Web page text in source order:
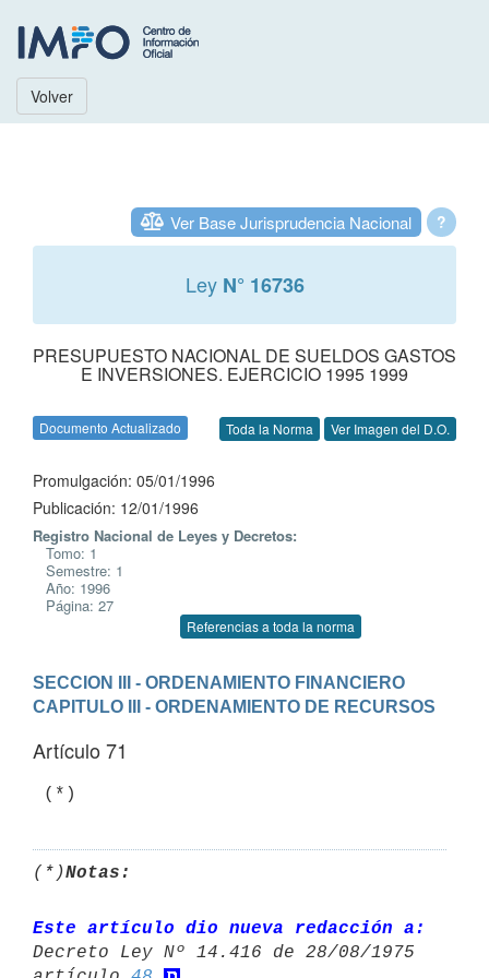
Volver
?
Ver Base Jurisprudencia Nacional
Ley N° 16736
PRESUPUESTO NACIONAL DE SUELDOS GASTOS
E INVERSIONES. EJERCICIO 1995 1999
Documento Actualizado Toda la Norma Ver Imagen del D.O.
Promulgación: 05/01/1996
Publicación: 12/01/1996
Registro Nacional de Leyes y Decretos:
Tomo: 1
Semestre: 1
Año: 1996
Página: 27
Referencias a toda la norma
SECCION III - ORDENAMIENTO FINANCIERO
CAPITULO III - ORDENAMIENTO DE RECURSOS
Artículo 71
(*)Notas:
Este artículo dio nueva redacción a:
Decreto Ley Nº 14.416 de 28/08/1975